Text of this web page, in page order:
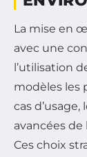
La mise en
avec une
l’utilisation
modèles les
cas
avancées
Ces choix